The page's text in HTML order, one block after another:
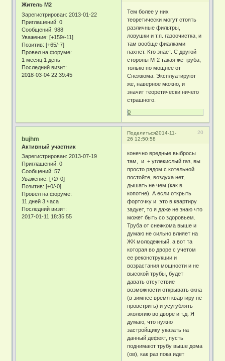
Житель М2
Зарегистрирован: 2013-01-22
Приглашений: 0
Сообщений: 988
Уважение: [+159/-11]
Позитив: [+65/-7]
Провел на форуме:
1 месяц 1 день
Последний визит:
2018-03-04 22:39:45
Тем более у них
теоретически могут стоять
различные фильтры,
ловушки и т.п. газоочистка, и
там вообще фиалками
пахнет. Кто знает. С другой
стороны М-2 такая же труба,
только по мощнее от
Снежкома. Эксплуатируют
же, наверное можно, и
значит теоретически ничего
страшного.
0
Поделиться 20
2014-11-
26 12:50:58
bujhm
Активный участник
Зарегистрирован: 2013-07-19
Приглашений: 0
Сообщений: 57
Уважение: [+2/-0]
Позитив: [+0/-0]
Провел на форуме:
11 дней 3 часа
Последний визит:
2017-01-11 18:35:55
конечно вредные выбросы
там, и + углекислый газ, вы
просто рядом с котельной
постойте, воздуха нет,
дышать не чем (как в
копотне). А если открыть
форточку и это в квартиру
задует, то я даже не знаю что
может быть со здоровьем.
Труба от снежкома выше и
думаю не сильно влияет на
ЖК молодежный, а вот та
которая во дворе с учетом
ее реконструкции и
возрастания мощности и не
высокой трубы, будет
давать отсутствие
возможности открывать окна
(в зимнее время квартиру не
проветрить) и усугублять
экологию во дворе и т.д. Я
думаю, что нужно
застройщику указать на
данный дефект, пусть
поднимают трубу выше дома
(ов), как раз пока идет